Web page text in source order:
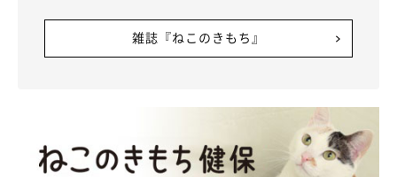
雑誌『ねこのきもち』